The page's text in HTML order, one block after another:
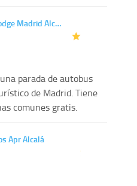
Madrid Alc…
parada de autobus
de Madrid. Tiene
comunes gratis.
Apr Alcalá